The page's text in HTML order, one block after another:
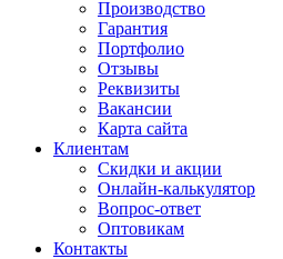
Производство
Гарантия
Портфолио
Отзывы
Реквизиты
Вакансии
Карта сайта
Клиентам
Скидки и акции
Онлайн-калькулятор
Вопрос-ответ
Оптовикам
Контакты